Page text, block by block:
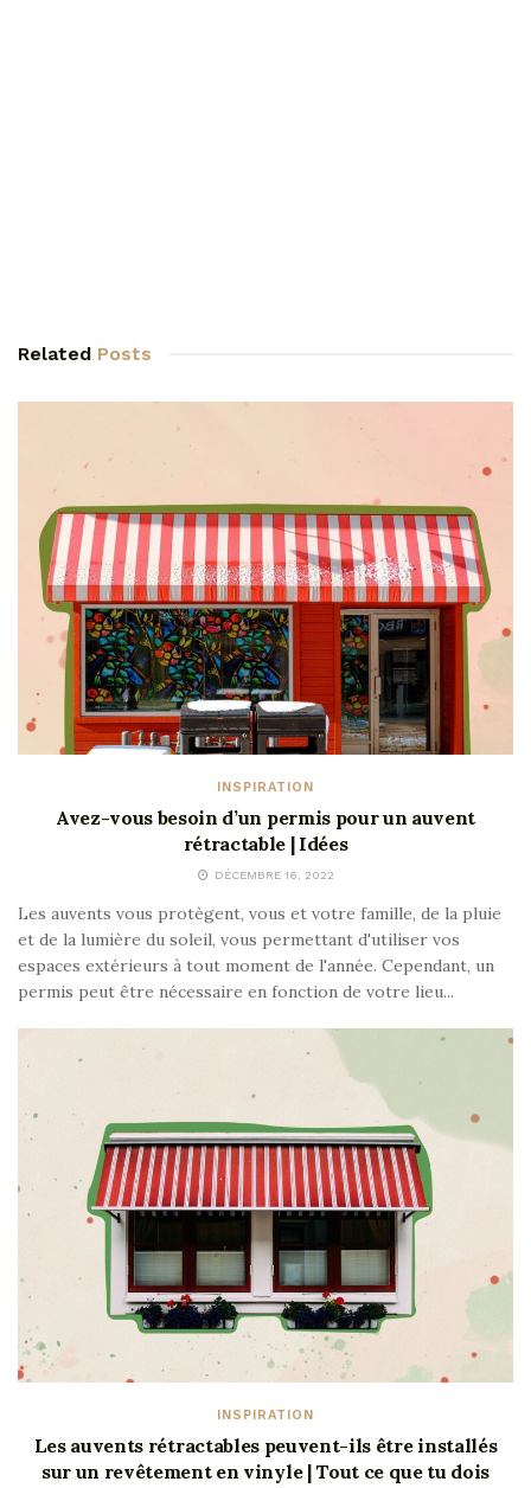
Related Posts
INSPIRATION
Avez-vous besoin d’un permis pour un auvent
rétractable | Idées
DÉCEMBRE 16, 2022
Les auvents vous protègent, vous et votre famille, de la pluie
et de la lumière du soleil, vous permettant d'utiliser vos
espaces extérieurs à tout moment de l'année. Cependant, un
permis peut être nécessaire en fonction de votre lieu...
INSPIRATION
Les auvents rétractables peuvent-ils être installés
sur un revêtement en vinyle | Tout ce que tu dois